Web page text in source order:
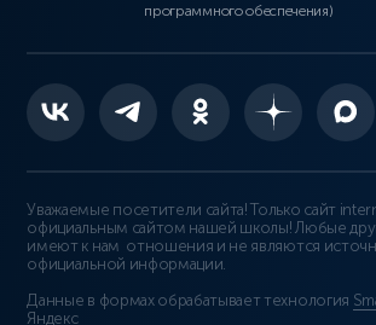
программного обеспечения)
Уважаемые посетители сайта! Только сайт
официальным сайтом нашей школы! Любые
имеют к нам отношения и не являются
официальной информации.
Данные в формах обрабатывает технология
Яндекс